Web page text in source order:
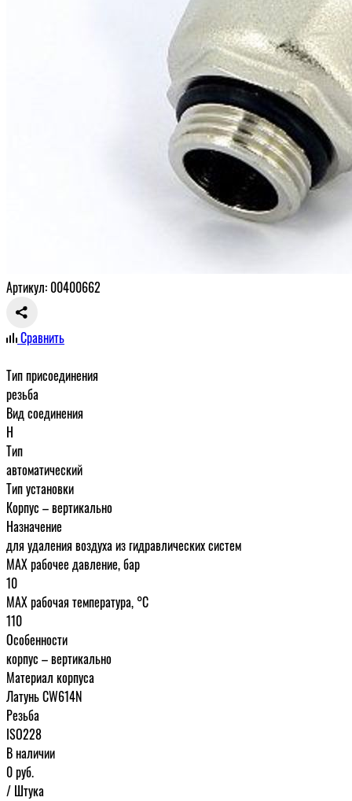
Артикул: 00400662
Сравнить
Тип присоединения
резьба
Вид соединения
Н
Тип
автоматический
Тип установки
Корпус – вертикально
Назначение
для удаления воздуха из гидравлических систем
MAX рабочее давление, бар
10
MAX рабочая температура, °C
110
Особенности
корпус – вертикально
Материал корпуса
Латунь CW614N
Резьба
ISO228
В наличии
0руб.
/ Штука